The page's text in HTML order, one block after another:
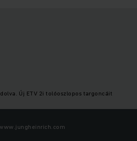
Új ETV 2i tolóoszlopos targoncáit